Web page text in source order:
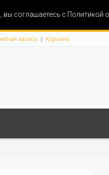
соглашаетесь с Политикой
запись Корзина